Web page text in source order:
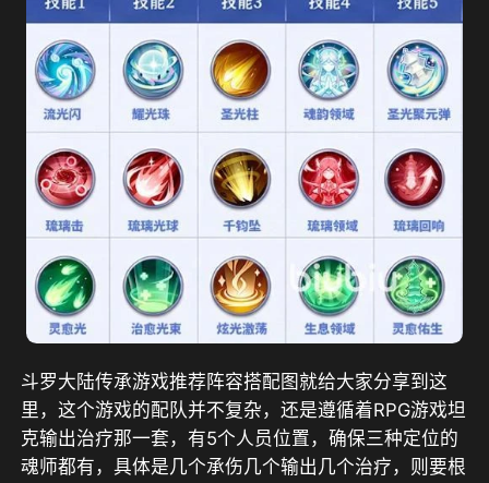
斗罗大陆传承游戏推荐阵容搭配图就给大家分享到这
里，这个游戏的配队并不复杂，还是遵循着RPG游戏坦
克输出治疗那一套，有5个人员位置，确保三种定位的
魂师都有，具体是几个承伤几个输出几个治疗，则要根